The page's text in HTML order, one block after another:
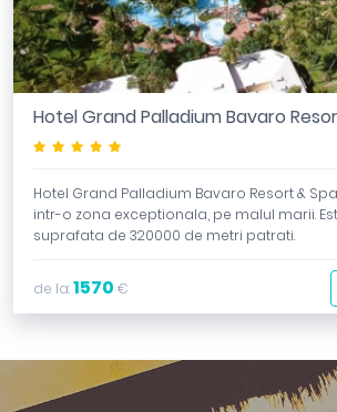
Hotel Grand Palladium Bavaro
Hotel Grand Palladium Bavaro Resort &
intr-o zona exceptionala, pe malul marii.
suprafata de 320000 de metri patrati.
de la:1570 €